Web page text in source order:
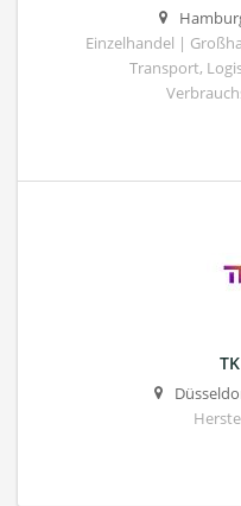
Einzelhandel |
Transport,